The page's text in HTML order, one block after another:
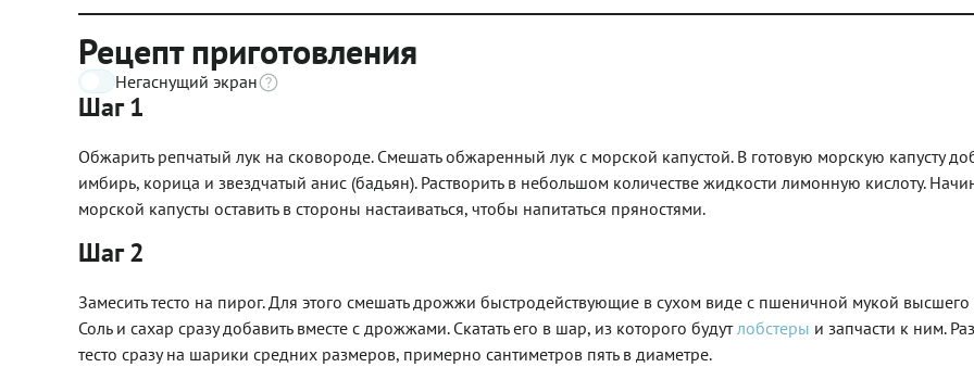
Рецепт приготовления
Негаснущий экран
Шаг 1
Обжарить репчатый лук на сковороде. Смешать обжаренный лук с морской капустой. В готовую морскую капусту
имбирь, корица и звездчатый анис (бадьян). Растворить в небольшом количестве жидкости лимонную кислоту.
морской капусты оставить в стороны настаиваться, чтобы напитаться пряностями.
Шаг 2
Замесить тесто на пирог. Для этого смешать дрожжи быстродействующие в сухом виде с пшеничной мукой высшего
Соль и сахар сразу добавить вместе с дрожжами. Скатать его в шар, из которого будутлобстеры и запчасти к ним.
тесто сразу на шарики средних размеров, примерно сантиметров пять в диаметре.